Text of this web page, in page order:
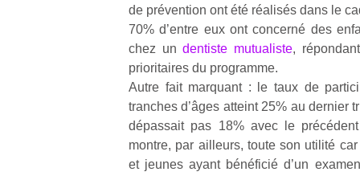
de prévention ont été réalisés dans le
70% d’entre eux ont concerné des
chez undentiste mutualiste,
prioritaires du programme.
Autre fait marquant : le taux de
tranches d’âges atteint 25% au dernier
dépassait pas 18% avec le
montre, par ailleurs, toute son utilité
et jeunes ayant bénéficié d’un